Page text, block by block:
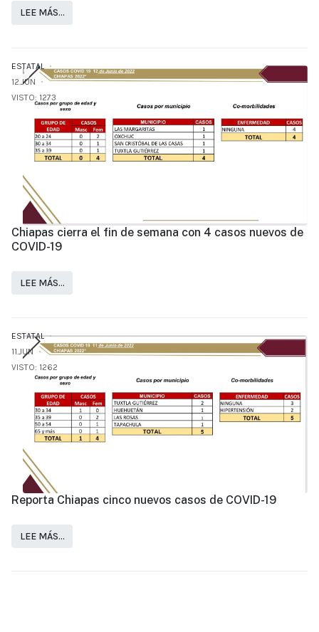
LEE MÁS…
ESTATAL
12.JUN
VISTO: 1273
Chiapas cierra el fin de semana con 4 casos nuevos de
COVID-19
LEE MÁS…
ESTATAL
11.JUN
VISTO: 1262
Reporta Chiapas cinco nuevos casos de COVID-19
LEE MÁS…